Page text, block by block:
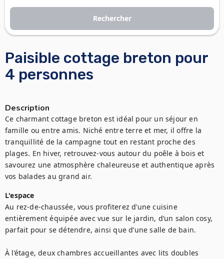
Paisible cottage breton pour
4 personnes
Description
Ce charmant cottage breton est idéal pour un séjour en
famille ou entre amis. Niché entre terre et mer, il offre la
tranquillité de la campagne tout en restant proche des
plages. En hiver, retrouvez-vous autour du poêle à bois et
savourez une atmosphère chaleureuse et authentique après
vos balades au grand air.
L'espace
Au rez-de-chaussée, vous profiterez d’une cuisine
entièrement équipée avec vue sur le jardin, d’un salon cosy,
parfait pour se détendre, ainsi que d’une salle de bain.
À l’étage, deux chambres accueillantes avec lits doubles
Rechercher